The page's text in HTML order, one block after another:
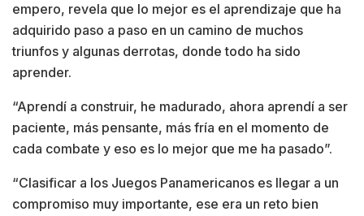
empero, revela que lo mejor es el aprendizaje que ha
adquirido paso a paso en un camino de muchos
triunfos y algunas derrotas, donde todo ha sido
aprender.
“Aprendí a construir, he madurado, ahora aprendí a ser
paciente, más pensante, más fría en el momento de
cada combate y eso es lo mejor que me ha pasado”.
“Clasificar a los Juegos Panamericanos es llegar a un
compromiso muy importante, ese era un reto bien